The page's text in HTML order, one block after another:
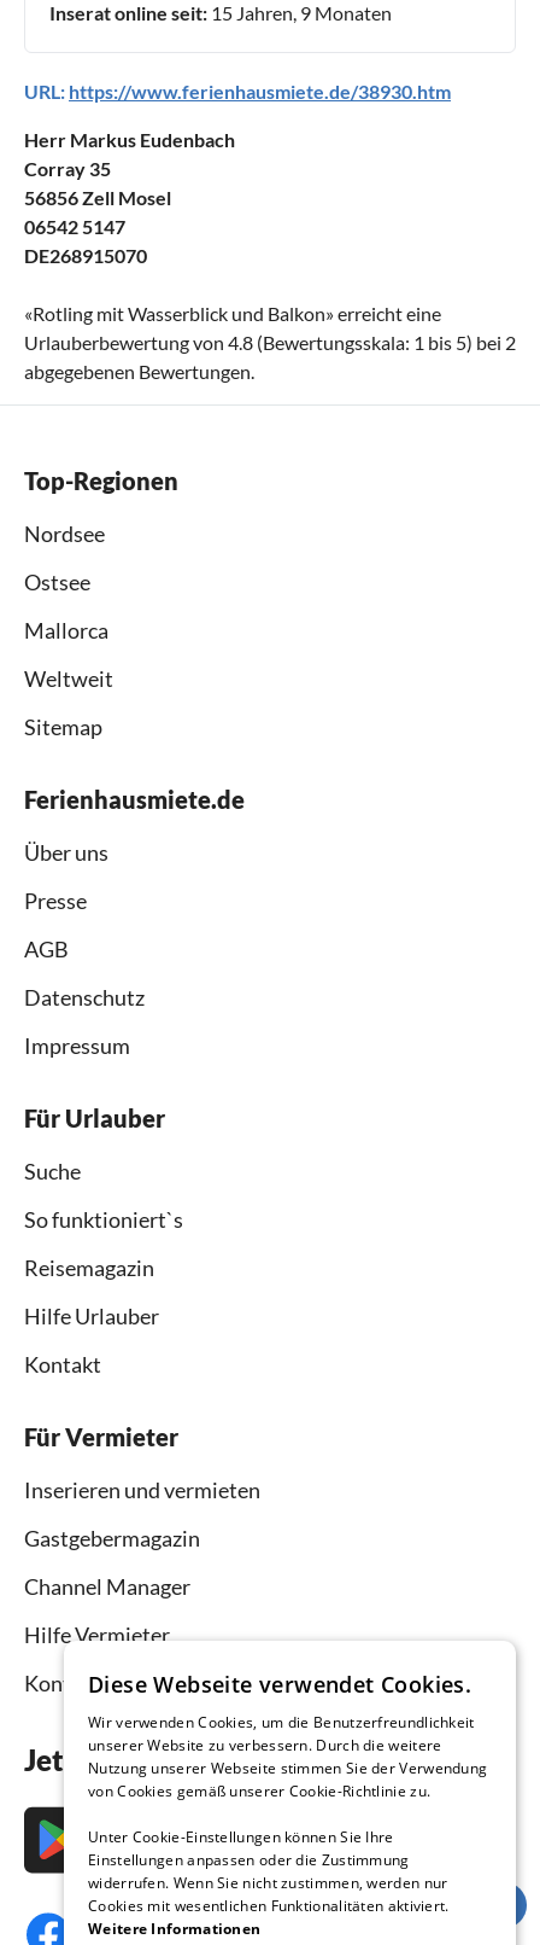
Inserat online seit: 15 Jahren, 9 Monaten
URL: https://www.ferienhausmiete.de/38930.htm
Herr Markus Eudenbach
Corray 35
56856 Zell Mosel
06542 5147
DE268915070
«Rotling mit Wasserblick und Balkon» erreicht eine
Urlauberbewertung von 4.8 (Bewertungsskala: 1 bis 5) bei 2
abgegebenen Bewertungen.
Top-Regionen
Nordsee
Ostsee
Mallorca
Weltweit
Sitemap
Ferienhausmiete.de
Über uns
Presse
AGB
Datenschutz
Impressum
Für Urlauber
Suche
So funktioniert`s
Reisemagazin
Hilfe Urlauber
Kontakt
Für Vermieter
Inserieren und vermieten
Gastgebermagazin
Channel Manager
Hilfe Vermieter
Kontakt
Jetzt die App downloaden
Diese Webseite verwendet Cookies.
Wir verwenden Cookies, um die Benutzerfreundlichkeit
unserer Website zu verbessern. Durch die weitere
Nutzung unserer Webseite stimmen Sie der Verwendung
von Cookies gemäß unserer Cookie-Richtlinie zu.
Unter Cookie-Einstellungen können Sie Ihre
Einstellungen anpassen oder die Zustimmung
widerrufen. Wenn Sie nicht zustimmen, werden nur
Cookies mit wesentlichen Funktionalitäten aktiviert.
Weitere Informationen